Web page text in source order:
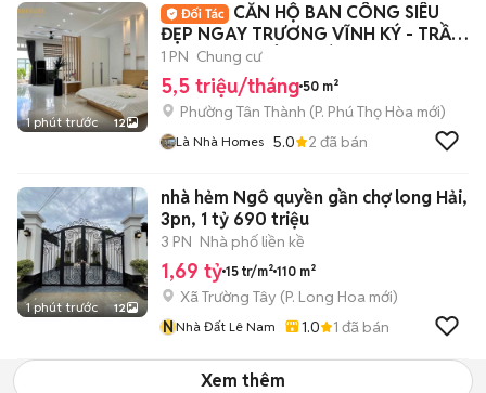
1 phút trước 12
CĂN HỘ BAN CÔNG SIÊU
ĐẸP NGAY TRƯƠNG VĨNH KÝ - TRẦN
HƯNG ĐẠO TÂN PHÚ
1 PN Chung cư
5,5 triệu/tháng 50 m²
Phường Tân Thành (P. Phú Thọ Hòa mới)
Là Nhà Homes 5.0 2 đã bán
1 phút trước 12
nhà hẻm Ngô quyền gần chợ long Hải,
3pn, 1 tỷ 690 triệu
3 PN Nhà phố liền kề
1,69 tỷ 15 tr/m² 110 m²
Xã Trường Tây (P. Long Hoa mới)
NNhà Đất Lê Nam 1.0 1 đã bán
Xem thêm